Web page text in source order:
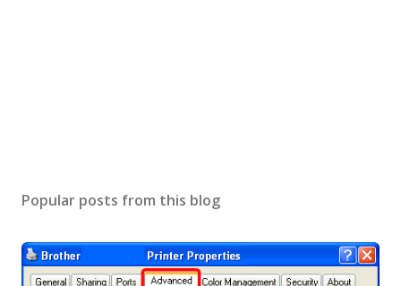
Popular posts from this blog